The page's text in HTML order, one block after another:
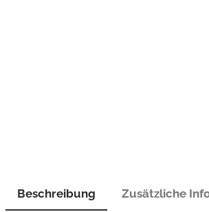
Beschreibung
Zusätzliche